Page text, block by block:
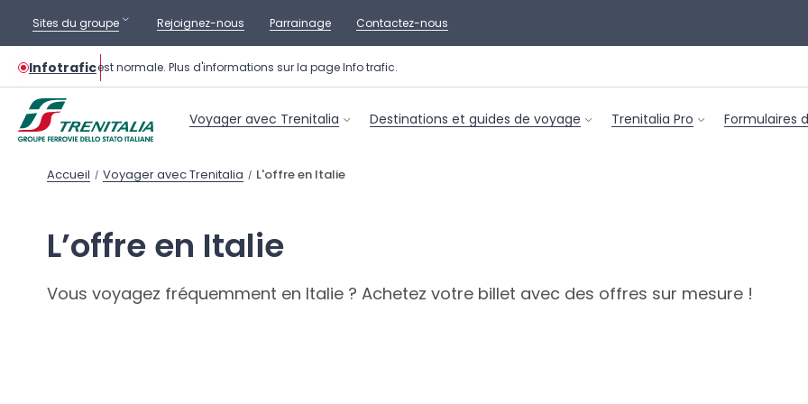
Sites du groupe Rejoignez-nous Parrainage Contactez-nous
Infotrafic
des trains est normale. Plus d'informations sur la page Info trafic.
Voyager avec Trenitalia Destinations et guides de voyage Trenitalia Pro Formulaires
Accueil / Voyager avec Trenitalia / L'offre en Italie
L’offre en Italie
Vous voyagez fréquemment en Italie ? Achetez votre billet avec des offres sur mesure !